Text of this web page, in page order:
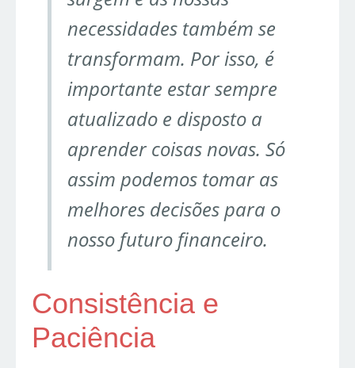
necessidades também se
transformam. Por isso, é
importante estar sempre
atualizado e disposto a
aprender coisas novas. Só
assim podemos tomar as
melhores decisões para o
nosso futuro financeiro.
Consistência e
Paciência